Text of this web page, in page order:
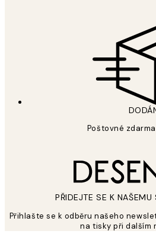
Poštovné
PŘIDEJTE SE K NAŠEMU
Přihlašte se k odběru našeho
na tisky při dalším